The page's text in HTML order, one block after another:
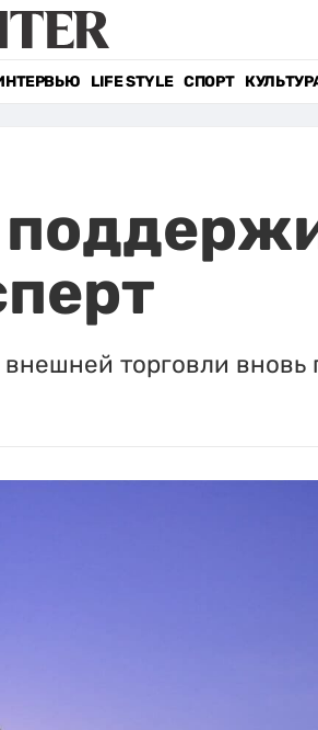
LIFE STYLE СПОРТ
торговли вновь